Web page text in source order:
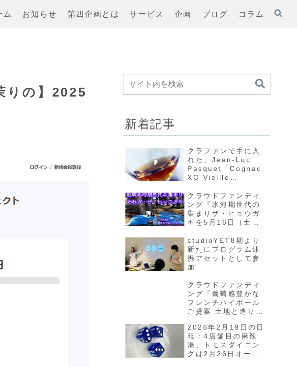
ム お知らせ 第四企画とは サービス 企画 ブログ コラム
りの】2025
新着記事
クラファンで手に入
れた、Jean-Luc
Pasquet「Cognac
XO Vieille
クラウドファンディ
ング『氷河期世代の
集まりザ・ヒョウガ
キを5月16日（土）
したい！』プロジェ
クトが4月16日から
スタート
studioYET8期より
新たにプログラム連
携アセットとして参
加
クラウドファンディ
ング『葡萄感豊かな
フレンチハイボール
ご提案 土地と造り手
ックを日本へ』プロ
ジェクトが3月26日
からスタート
2026年2月19日の日
報：4店舗目の麻辣
湯、トモスダイニン
グは2月26日オープ